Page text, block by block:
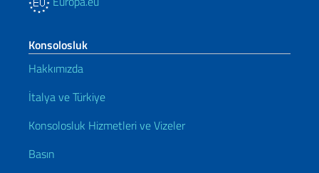
Konsolosluk
Hakkımızda
İtalya ve Türkiye
Konsolosluk Hizmetleri ve Vizeler
Basın